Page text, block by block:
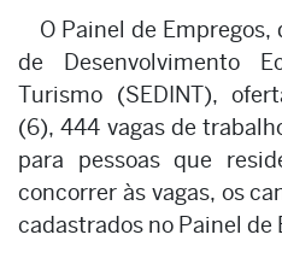
O Painel de
de Desenvolvimento
Turismo (SEDINT),
(6), 444 vagas de
para pessoas que
concorrer às vagas, os
cadastrados no Painel de